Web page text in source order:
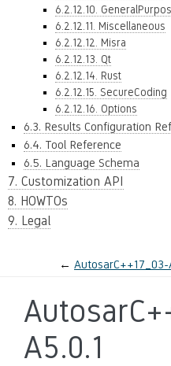
6.2.12.10.
6.2.12.11. Miscellaneous
6.2.12.12. Misra
6.2.12.13. Qt
6.2.12.14. Rust
6.2.12.15. SecureCoding
6.2.12.16. Options
6.3. Results Configuration
6.4. Tool Reference
6.5. Language Schema
7. Customization API
8. HOWTOs
9. Legal
← AutosarC++17_03-
A5.0.1